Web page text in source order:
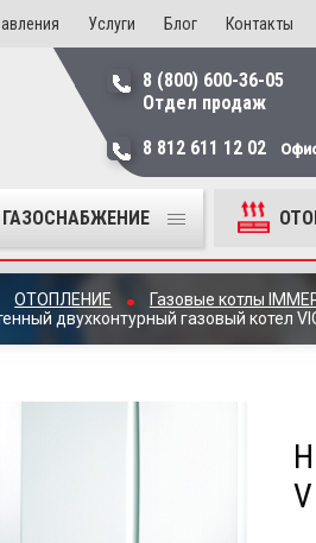
Услуги Блог Контакты
8 (800) 600-36-05
Отдел продаж
8 812 611 12 02
ГАЗОСНАБЖЕНИЕ
ОТОПЛЕНИЕ Газовые котлы
двухконтурный газовый котел